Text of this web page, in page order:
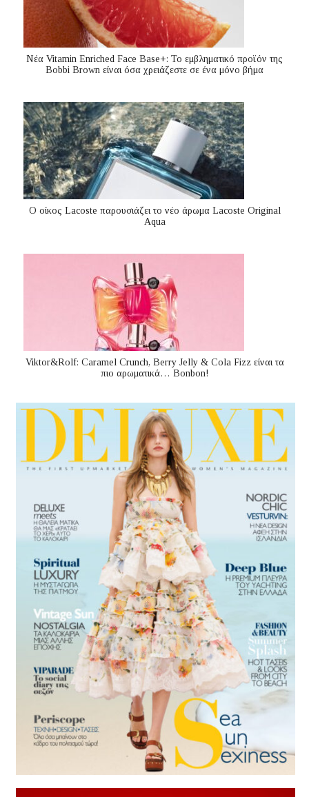
Nέα Vitamin Enriched Face Base+: Το εμβληματικό προϊόν της
Bobbi Brown είναι όσα χρειάζεστε σε ένα μόνο βήμα
Ο οίκος Lacoste παρουσιάζει το νέο άρωμα Lacoste Original
Aqua
Viktor&Rolf: Caramel Crunch, Berry Jelly & Cola Fizz είναι τα
πιο αρωματικά… Bonbon!